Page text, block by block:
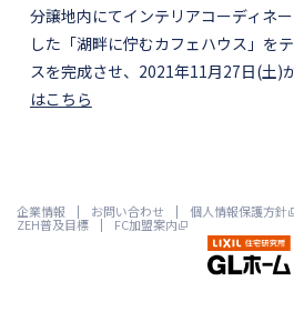
分譲地内にてインテリアコーディネ
した「湖畔に佇むカフェハウス」を
スを完成させ、2021年11月27日(土)
はこちら
企業情報 お問い合わせ 個人情報保護方針
ZEH普及目標 FC加盟案内